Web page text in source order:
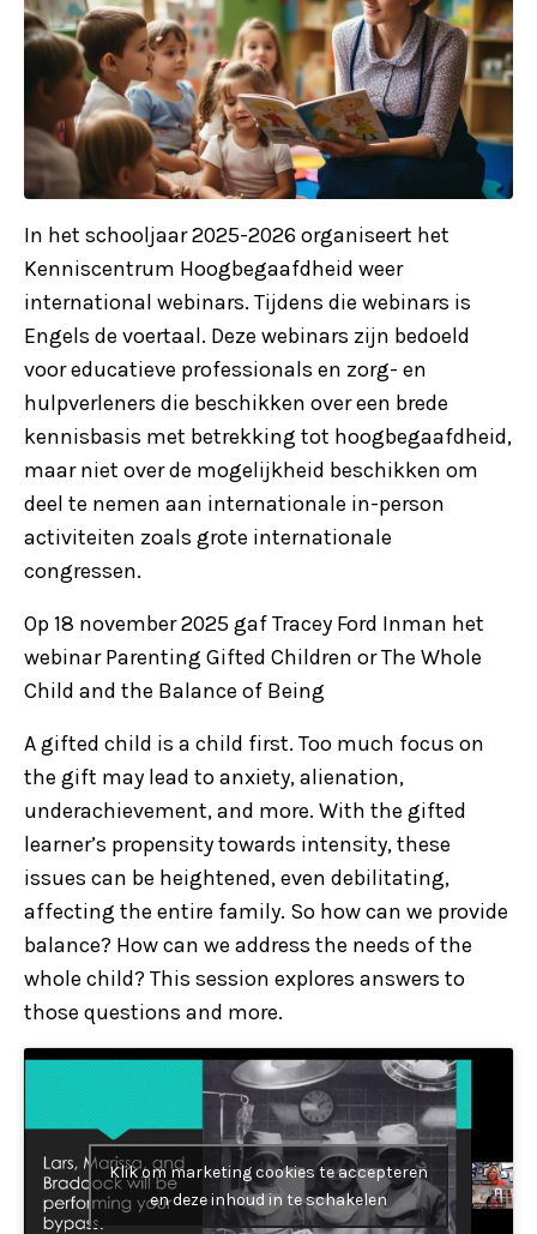
In het schooljaar 2025-2026 organiseert het
Kenniscentrum Hoogbegaafdheid weer
international webinars. Tijdens die webinars is
Engels de voertaal. Deze webinars zijn bedoeld
voor educatieve professionals en zorg- en
hulpverleners die beschikken over een brede
kennisbasis met betrekking tot hoogbegaafdheid,
maar niet over de mogelijkheid beschikken om
deel te nemen aan internationale in-person
activiteiten zoals grote internationale
congressen.
Op 18 november 2025 gaf Tracey Ford Inman het
webinar Parenting Gifted Children or The Whole
Child and the Balance of Being
A gifted child is a child first. Too much focus on
the gift may lead to anxiety, alienation,
underachievement, and more. With the gifted
learner’s propensity towards intensity, these
issues can be heightened, even debilitating,
affecting the entire family. So how can we provide
balance? How can we address the needs of the
whole child? This session explores answers to
those questions and more.
Klik om marketing cookies te accepteren
en deze inhoud in te schakelen